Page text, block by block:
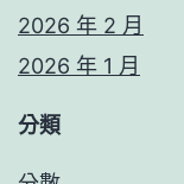
2026 年 2 月
2026 年 1 月
分類